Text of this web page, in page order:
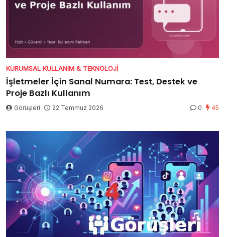
KURUMSAL KULLANIM & TEKNOLOJI
İşletmeler İçin Sanal Numara: Test, Destek ve
Proje Bazlı Kullanım
Görüşleri 22 Temmuz 2026 0 45